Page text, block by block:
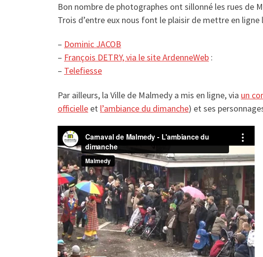
Bon nombre de photographes ont sillonné les rues de
Trois d’entre eux nous font le plaisir de mettre en
– Dominic JACOB
– François DETRY, via le site ArdenneWeb :
– Telefiesse
Par ailleurs, la Ville de Malmedy a mis en ligne, via un
officielle et l’ambiance du dimanche) et ses